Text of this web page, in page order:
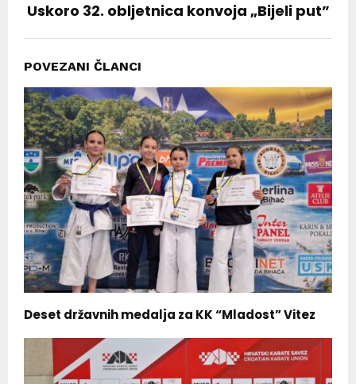
Uskoro 32. obljetnica konvoja „Bijeli put”
POVEZANI ČLANCI
Deset državnih medalja za KK “Mladost” Vitez